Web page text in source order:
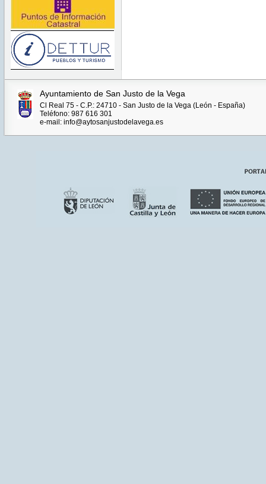
Ayuntamiento de San Justo de la Vega
Cl Real 75 - C.P.: 24710 - San Justo de la Vega (León - España)
Teléfono: 987 616 301
e-mail: info@aytosanjustodelavega.es